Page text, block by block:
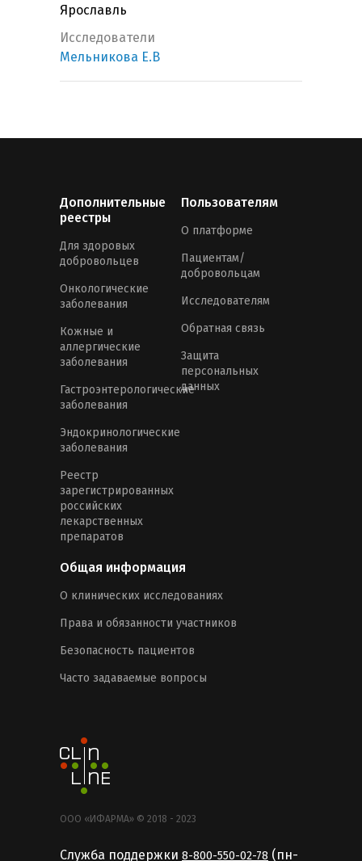
Ярославль
Исследователи
Мельникова Е.В
Дополнительные
реестры
Для здоровых
добровольцев
Онкологические
заболевания
Кожные и
аллергические
заболевания
Гастроэнтерологические
заболевания
Эндокринологические
заболевания
Реестр
зарегистрированных
российских
лекарственных
препаратов
Пользователям
О платформе
Пациентам/
добровольцам
Исследователям
Обратная связь
Защита
персональных
данных
Общая информация
О клинических исследованиях
Права и обязанности участников
Безопасность пациентов
Часто задаваемые вопросы
ООО «ИФАРМА» © 2018 - 2023
Служба поддержки 8-800-550-02-78 (пн-